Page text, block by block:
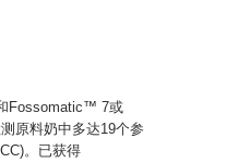
Fossomatic™ 7或
原料奶中多达19个参
。已获得